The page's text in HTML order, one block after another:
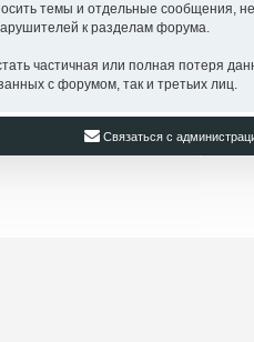
темы и отдельные сообщения,
к разделам форума.
частичная или полная потеря
с форумом, так и третьих лиц.
Связаться с